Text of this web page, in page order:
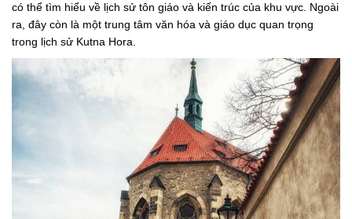
có thể tìm hiểu về lịch sử tôn giáo và kiến trúc của khu vực. Ngoài
ra, đây còn là một trung tâm văn hóa và giáo dục quan trọng
trong lịch sử Kutna Hora.